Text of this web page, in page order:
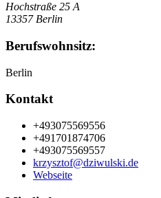
Hochstraße 25 A
13357 Berlin
Berufswohnsitz:
Berlin
Kontakt
+493075569556
+491701874706
+493075569557
krzysztof@dziwulski.de
Webseite